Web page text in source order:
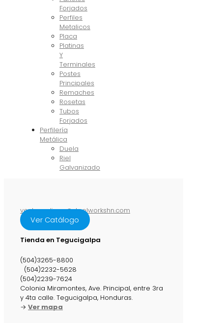
Forjados
Perfiles
Metalicos
Placa
Platinas
Y
Terminales
Postes
Principales
Remaches
Rosetas
Tubos
Forjados
Perfilería
Metálica
Duela
Riel
Galvanizado
ventasenlinea@steelworkshn.com
Ver Catálogo
Tienda en Tegucigalpa
(504)3265-8800
(504)2232-5628
(504)2239-7624
Colonia Miramontes, Ave. Principal, entre 3ra
y 4ta calle. Tegucigalpa, Honduras.
→ Ver mapa